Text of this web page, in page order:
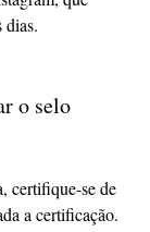
dias.
o selo
certifique-se de
a certificação.